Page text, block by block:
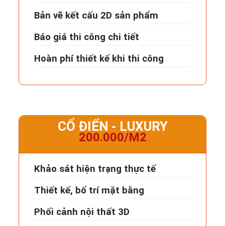
Bản vẽ kết cấu 2D sản phẩm
Báo giá thi công chi tiết
Hoàn phí thiết kế khi thi công
CỔ ĐIỂN - LUXURY
200.000/M2
Khảo sát hiện trạng thực tế
Thiết kế, bố trí mặt bằng
Phối cảnh nội thất 3D